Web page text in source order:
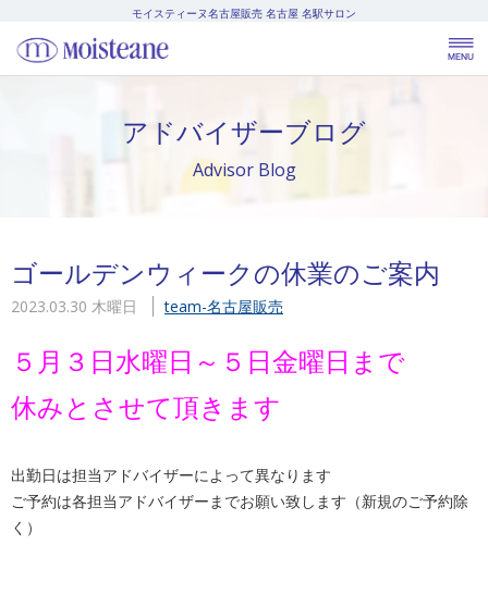
モイスティーヌ名古屋販売 名古屋 名駅サロン
アドバイザーブログ
Advisor Blog
ゴールデンウィークの休業のご案内
2023.03.30 木曜日 team-名古屋販売
５月３日水曜日～５日金曜日まで
休みとさせて頂きます
出勤日は担当アドバイザーによって異なります
ご予約は各担当アドバイザーまでお願い致します（新規のご予約除
く）